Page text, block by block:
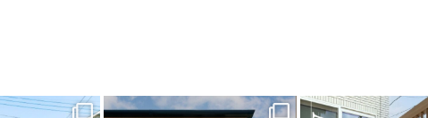
land_garden land_garden